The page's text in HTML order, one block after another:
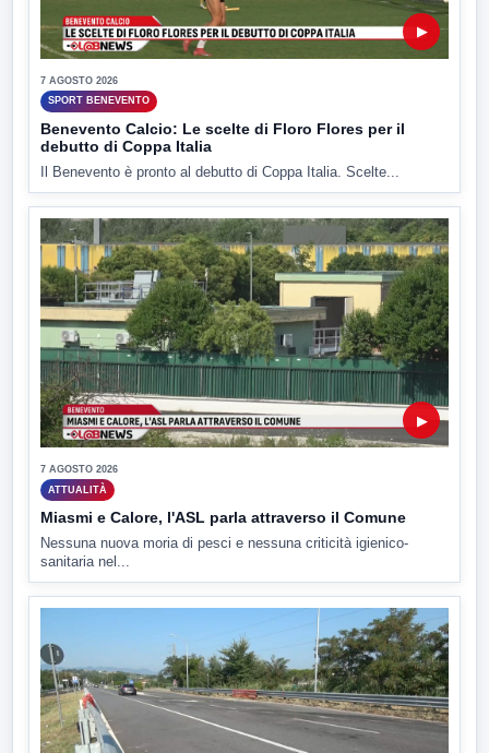
▶
7 AGOSTO 2026
SPORT BENEVENTO
Benevento Calcio: Le scelte di Floro Flores per il
debutto di Coppa Italia
Il Benevento è pronto al debutto di Coppa Italia. Scelte...
▶
7 AGOSTO 2026
ATTUALITÀ
Miasmi e Calore, l'ASL parla attraverso il Comune
Nessuna nuova moria di pesci e nessuna criticità igienico-
sanitaria nel...